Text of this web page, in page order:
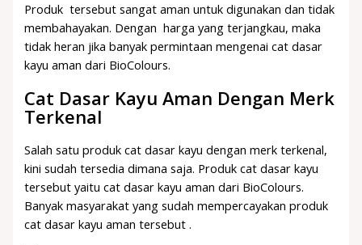
Produk tersebut sangat aman untuk digunakan dan tidak
membahayakan. Dengan harga yang terjangkau, maka
tidak heran jika banyak permintaan mengenai cat dasar
kayu aman dari BioColours.
Cat Dasar Kayu Aman Dengan Merk
Terkenal
Salah satu produk cat dasar kayu dengan merk terkenal,
kini sudah tersedia dimana saja. Produk cat dasar kayu
tersebut yaitu cat dasar kayu aman dari BioColours.
Banyak masyarakat yang sudah mempercayakan produk
cat dasar kayu aman tersebut .